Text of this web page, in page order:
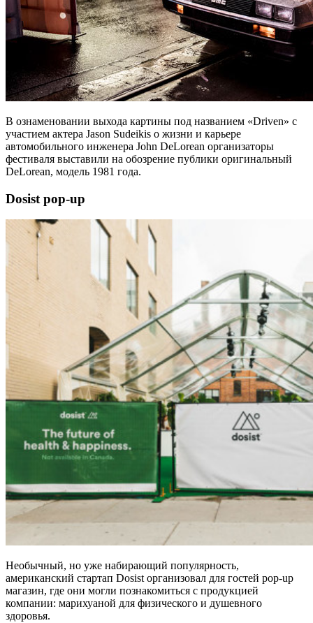
В ознаменовании выхода картины под названием «Driven» с
участием актера Jason Sudeikis о жизни и карьере
автомобильного инженера John DeLorean организаторы
фестиваля выставили на обозрение публики оригинальный
DeLorean, модель 1981 года.
Dosist pop-up
Необычный, но уже набирающий популярность,
американский стартап Dosist организовал для гостей pop-up
магазин, где они могли познакомиться с продукцией
компании: марихуаной для физического и душевного
здоровья.